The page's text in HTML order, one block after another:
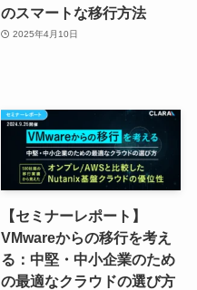
のスマートな移行方法
2025年4月10日
【セミナーレポート】
VMwareからの移行を考え
る：中堅・中小企業のため
の最適なクラウドの選び方